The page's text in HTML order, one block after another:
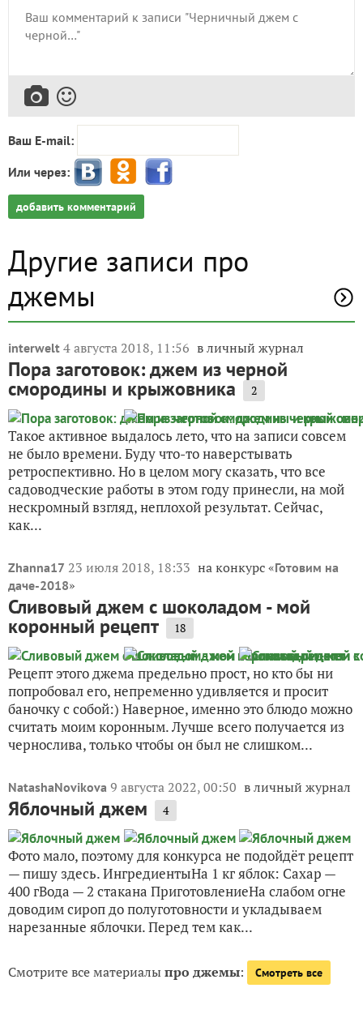
Ваш E-mail:
Или через:
добавить комментарий
Другие записи про
джемы
interwelt 4 августа 2018, 11:56 в личный журнал
Пора заготовок: джем из черной
смородины и крыжовника 2
Такое активное выдалось лето, что на записи совсем
не было времени. Буду что-то наверстывать
ретроспективно. Но в целом могу сказать, что все
садоводческие работы в этом году принесли, на мой
нескромный взгляд, неплохой результат. Сейчас,
как...
Zhanna17 23 июля 2018, 18:33 на конкурс «Готовим на
даче-2018»
Сливовый джем с шоколадом - мой
коронный рецепт 18
Рецепт этого джема предельно прост, но кто бы ни
попробовал его, непременно удивляется и просит
баночку с собой:) Наверное, именно это блюдо можно
считать моим коронным. Лучше всего получается из
чернослива, только чтобы он был не слишком...
NatashaNovikova 9 августа 2022, 00:50 в личный журнал
Яблочный джем 4
Фото мало, поэтому для конкурса не подойдёт рецепт
— пишу здесь. ИнгредиентыНа 1 кг яблок: Сахар —
400 гВода — 2 стакана ПриготовлениеНа слабом огне
доводим сироп до полуготовности и укладываем
нарезанные яблочки. Перед тем как...
Смотрите все материалыпро джемы: Смотреть все